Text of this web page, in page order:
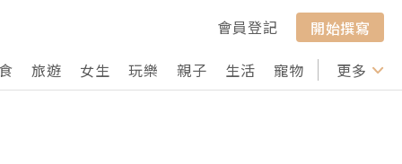
會員登記
開始撰寫
旅遊 女生 玩樂 親子 生活 寵物 行山 打卡
更多